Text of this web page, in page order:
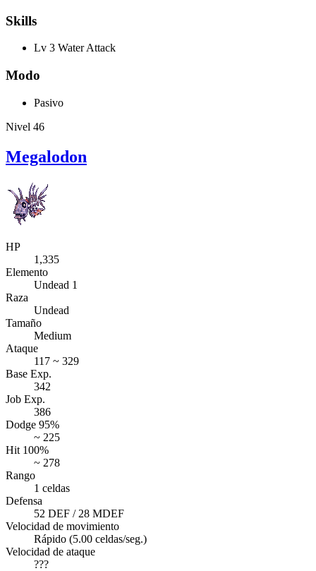
Skills
Lv 3 Water Attack
Modo
Pasivo
Nivel 46
Megalodon
HP
1,335
Elemento
Undead 1
Raza
Undead
Tamaño
Medium
Ataque
117 ~ 329
Base Exp.
342
Job Exp.
386
Dodge 95%
~ 225
Hit 100%
~ 278
Rango
1 celdas
Defensa
52 DEF / 28 MDEF
Velocidad de movimiento
Rápido (5.00 celdas/seg.)
Velocidad de ataque
???